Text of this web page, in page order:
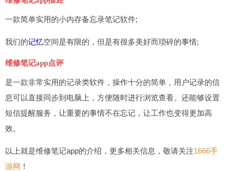
一款简单实用的小内存备忘录笔记软件;
我们的记忆空间是有限的，但是有很多美好而琐碎的事情;
维修笔记app点评
是一款非常实用的记录类软件，操作十分的简单，用户记录的信
息可以直接同步到电脑上，方便随时进行浏览查看。还能够设置
短信提醒服务，让重要的事情不在忘记，让工作也变得更加高
效。
以上就是维修笔记app的介绍，更多相关信息，敬请关注1666手
游网 ！